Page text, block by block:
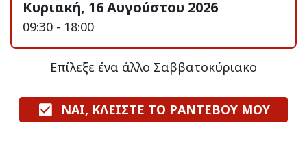
Κυριακή, 16 Αυγούστου 2026
09:30 - 18:00
Επίλεξε ένα άλλο Σαββατοκύριακο
ΝΑΙ, ΚΛΕΙΣΤΕ ΤΟ ΡΑΝΤΕΒΟΥ ΜΟΥ